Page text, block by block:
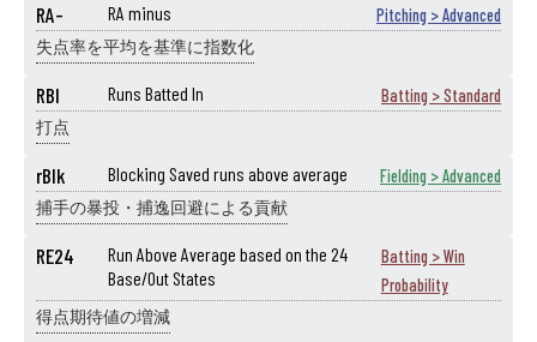
RA- RA minus Pitching > Advanced
失点率を平均を基準に指数化
RBI Runs Batted In Batting > Standard
打点
rBlk Blocking Saved runs above average Fielding > Advanced
捕手の暴投・捕逸回避による貢献
RE24
Run Above Average based on the 24
Base/Out States
Batting > Win
Probability
得点期待値の増減